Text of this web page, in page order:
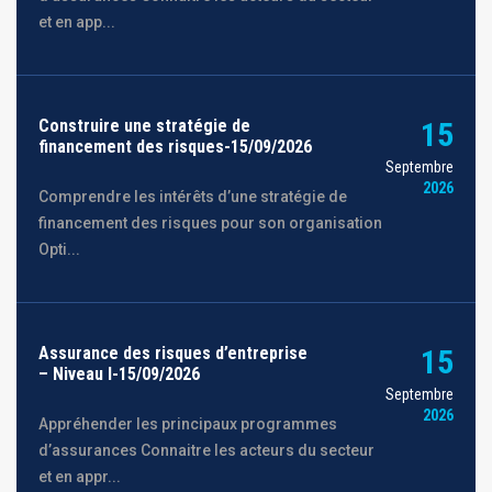
et en app...
Construire une stratégie de
financement des risques-15/09/2026
Comprendre les intérêts d’une stratégie de
financement des risques pour son organisation
Opti...
15
Septembre
2026
Assurance des risques d’entreprise
– Niveau I-15/09/2026
Appréhender les principaux programmes
d’assurances Connaitre les acteurs du secteur
et en appr...
15
Septembre
2026